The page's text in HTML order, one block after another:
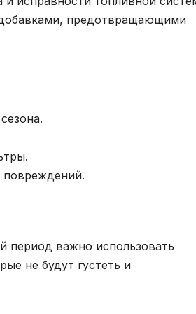
добавками, предотвращающими
повреждений.
период важно использовать
не будут густеть и